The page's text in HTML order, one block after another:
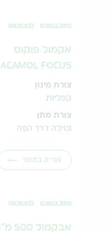
טיפול בכאבים ללא מרשם
אקמול פוקוס
ACAMOL FOCUS
צורת מינון
קפליות
צורת מתן
נטילה דרך הפה
צפייה במוצר
טיפול בכאבים ללא מרשם
אבקמול 500 מ"ג בטעם תות וניל